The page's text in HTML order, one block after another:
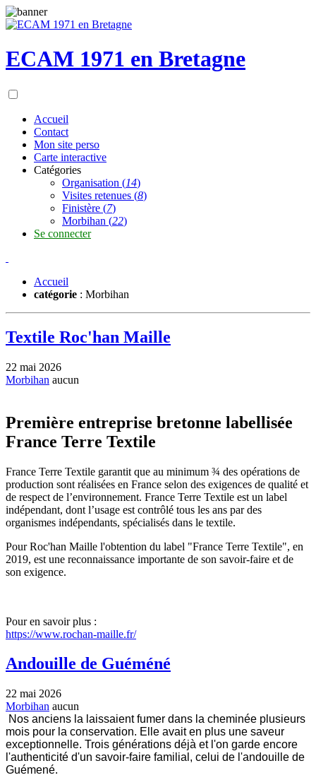
ECAM 1971 en Bretagne
Accueil
Contact
Mon site perso
Carte interactive
Catégories
Organisation (14)
Visites retenues (8)
Finistère (7)
Morbihan (22)
Se connecter
Accueil
catégorie : Morbihan
Textile Roc'han Maille
22 mai 2026
Morbihan aucun
Première entreprise bretonne labellisée
France Terre Textile
France Terre Textile garantit que au minimum ¾ des opérations de
production sont réalisées en France selon des exigences de qualité et
de respect de l’environnement. France Terre Textile est un label
indépendant, dont l’usage est contrôlé tous les ans par des
organismes indépendants, spécialisés dans le textile.
Pour Roc'han Maille l'obtention du label "France Terre Textile", en
2019, est une reconnaissance importante de son savoir-faire et de
son exigence.
Pour en savoir plus :
https://www.rochan-maille.fr/
Andouille de Guéméné
22 mai 2026
Morbihan aucun
Nos anciens la laissaient fumer dans la cheminée plusieurs
mois pour la conservation. Elle avait en plus une saveur
exceptionnelle. Trois générations déjà et l'on garde encore
l'authenticité d'un savoir-faire familial, celui de l'andouille de
Guémené.